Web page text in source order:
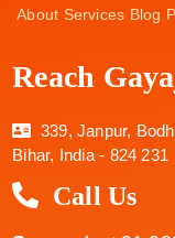
About Services Blog
Reach
339, Janpur,
Bihar, India - 824 231
Call Us